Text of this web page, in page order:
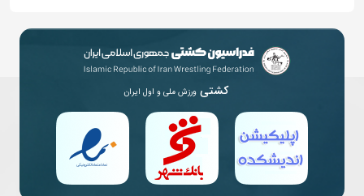
کشتی ورزش ملی و اول ایران